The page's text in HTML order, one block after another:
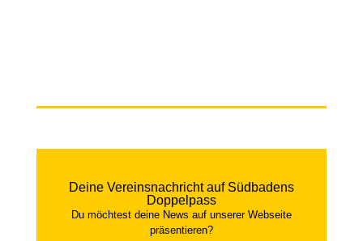
Deine Vereinsnachricht auf Südbadens
Doppelpass
Du möchtest deine News auf unserer Webseite
präsentieren?